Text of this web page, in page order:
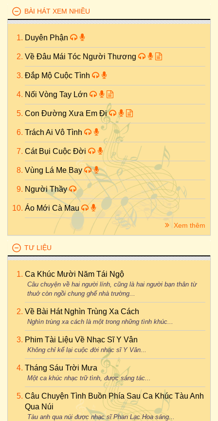
BÀI HÁT XEM NHIỀU
Duyên Phận
Về Đâu Mái Tóc Người Thương
Đắp Mộ Cuộc Tình
Nối Vòng Tay Lớn
Con Đường Xưa Em Đi
Trách Ai Vô Tình
Cát Bụi Cuộc Đời
Vùng Lá Me Bay
Người Thầy
Áo Mới Cà Mau
Xem thêm
TƯ LIỆU
Ca Khúc Mười Năm Tái Ngộ
Câu chuyện về hai người lính, cũng là hai người bạn thân từ
thuở còn ngồi chung ghế nhà trường...
Về Bài Hát Nghìn Trùng Xa Cách
Nghìn trùng xa cách là một trong những tình khúc...
Phim Tài Liệu Về Nhạc Sĩ Y Vân
Không chỉ kể lại cuộc đời nhạc sĩ Y Vân...
Tháng Sáu Trời Mưa
Một ca khúc nhạc trữ tình, được sáng tác...
Câu Chuyện Tình Buồn Phía Sau Ca Khúc Tàu Anh
Qua Núi
Tàu anh qua núi được nhạc sĩ Phan Lạc Hoa sáng...